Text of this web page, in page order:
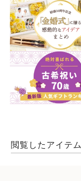
閲覧したアイテム